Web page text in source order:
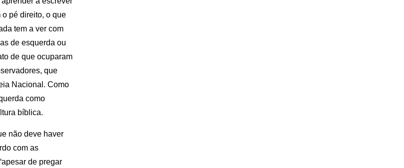
pé direito, o que
tem a ver com
de esquerda ou
de que ocuparam
que
Nacional. Como
como
bíblica.
não deve haver
com as
de pregar